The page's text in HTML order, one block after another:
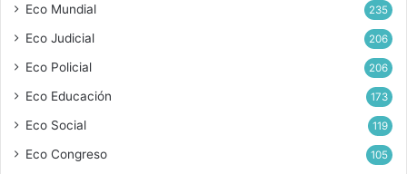
Eco Mundial 235
Eco Judicial 206
Eco Policial 206
Eco Educación 173
Eco Social 119
Eco Congreso 105